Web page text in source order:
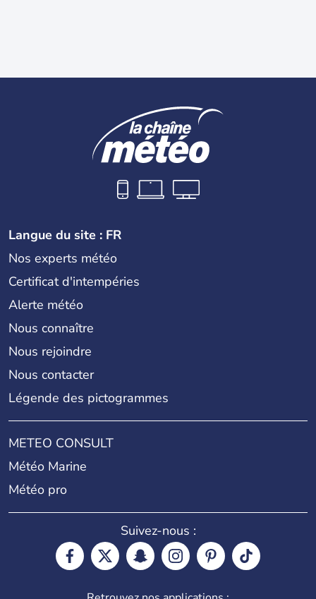
Langue du site : FR
Nos experts météo
Certificat d'intempéries
Alerte météo
Nous connaître
Nous rejoindre
Nous contacter
Légende des pictogrammes
METEO CONSULT
Météo Marine
Météo pro
Suivez-nous :